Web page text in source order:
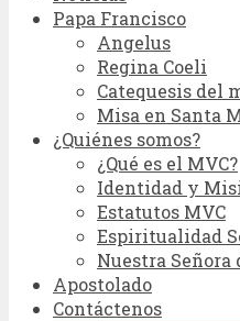
Papa Francisco
Angelus
Regina Coeli
Catequesis del
Misa en Santa
¿Quiénes somos?
¿Qué es el MVC?
Identidad y
Estatutos MVC
Espiritualidad
Nuestra
Apostolado
Contáctenos